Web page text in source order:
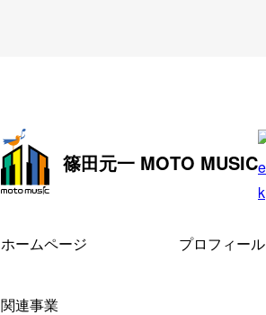
篠田元一 MOTO MUSIC
ホームページ プロフィール
関連事業